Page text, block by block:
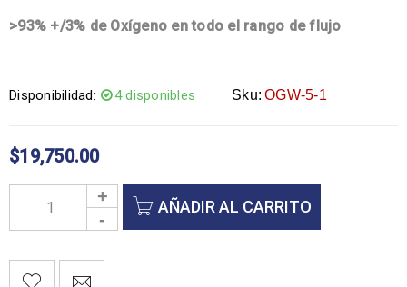
>93% +/3% de Oxígeno en todo el rango de flujo
Disponibilidad: 4 disponibles Sku: OGW-5-1
$19,750.00
AÑADIR AL CARRITO